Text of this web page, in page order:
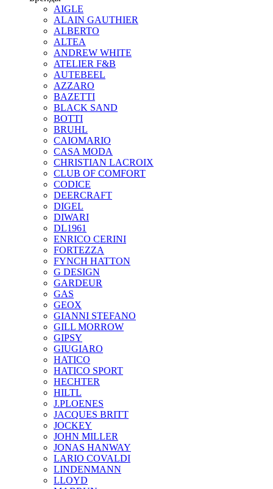
AIGLE
ALAIN GAUTHIER
ALBERTO
ALTEA
ANDREW WHITE
ATELIER F&B
AUTEBEEL
AZZARO
BAZETTI
BLACK SAND
BOTTI
BRUHL
CAIOMARIO
CASA MODA
CHRISTIAN LACROIX
CLUB OF COMFORT
CODICE
DEERCRAFT
DIGEL
DIWARI
DL1961
ENRICO CERINI
FORTEZZA
FYNCH HATTON
G DESIGN
GARDEUR
GAS
GEOX
GIANNI STEFANO
GILL MORROW
GIPSY
GIUGIARO
HATICO
HATICO SPORT
HECHTER
HILTL
J.PLOENES
JAСQUES BRITT
JOCKEY
JOHN MILLER
JONAS HANWAY
LARIO COVALDI
LINDENMANN
LLOYD